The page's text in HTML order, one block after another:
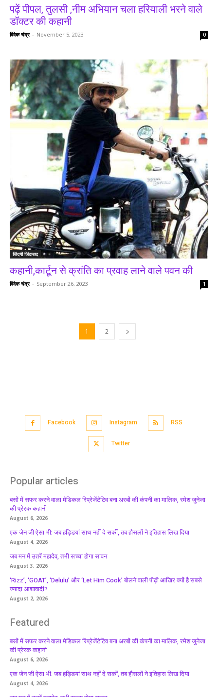
पढ़ें पीपल, तुलसी ,नीम अभियान चला हरियाली भरने वाले
डॉक्टर की कहानी
विवेक चंद्र - November 5, 2023 0
जिंदगी जिंदाबाद
कहानी,कार्टून से क्रांति का प्रवाह लाने वाले पवन की
विवेक चंद्र - September 26, 2023 1
1 2
Facebook Instagram RSS
Twitter
Popular articles
बसों में सफर करने वाला मेडिकल रिप्रेजेंटेटिव बना अरबों की कंपनी का मालिक, रमेश जुनेजा
की प्रेरक कहानी
August 6, 2026
एक जेन जी ऐसा भी: जब हड्डियां साथ नहीं दे सकीं, तब हौसलों ने इतिहास लिख दिया
August 4, 2026
जब मन में उतरें महादेव, तभी सच्चा होगा सावन
August 3, 2026
‘Rizz’, ‘GOAT’, ‘Delulu’ और ‘Let Him Cook’ बोलने वाली पीढ़ी आखिर क्यों है सबसे
ज्यादा आशावादी?
August 2, 2026
Featured
बसों में सफर करने वाला मेडिकल रिप्रेजेंटेटिव बना अरबों की कंपनी का मालिक, रमेश जुनेजा
की प्रेरक कहानी
August 6, 2026
एक जेन जी ऐसा भी: जब हड्डियां साथ नहीं दे सकीं, तब हौसलों ने इतिहास लिख दिया
August 4, 2026